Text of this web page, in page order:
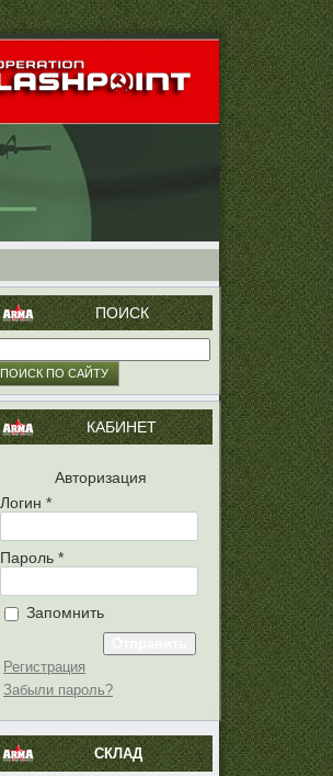
ПОИСК
КАБИНЕТ
Авторизация
Логин *
Пароль *
Запомнить
Регистрация
Забыли пароль?
СКЛАД